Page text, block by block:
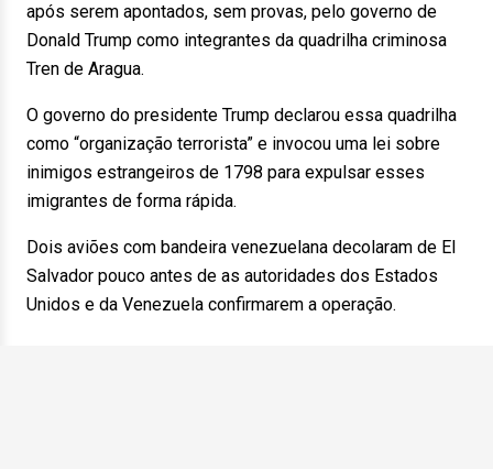
após serem apontados, sem provas, pelo governo de
Donald Trump como integrantes da quadrilha criminosa
Tren de Aragua.
O governo do presidente Trump declarou essa quadrilha
como “organização terrorista” e invocou uma lei sobre
inimigos estrangeiros de 1798 para expulsar esses
imigrantes de forma rápida.
Dois aviões com bandeira venezuelana decolaram de El
Salvador pouco antes de as autoridades dos Estados
Unidos e da Venezuela confirmarem a operação.